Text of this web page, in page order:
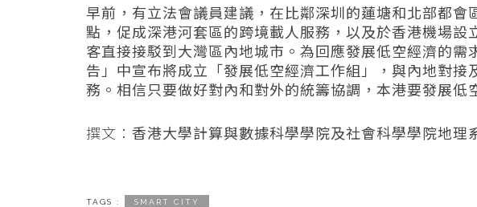
早前，有立法會議員建議，在比鄰深圳的蓮塘和北部都會
點，促成深港河套區的跨境載人服務，以及於香港機場設
客直接接駁到大灣區內地城市。為回應發展低空經濟的需
告」中宣布將成立「發展低空經濟工作組」，與內地對接
務。相信只要做好對內和對外的統籌協調，本港要發展低
撰文： 香港大學計算與數據科學學院及社會科學學院地理
TAGS : SMART CITY